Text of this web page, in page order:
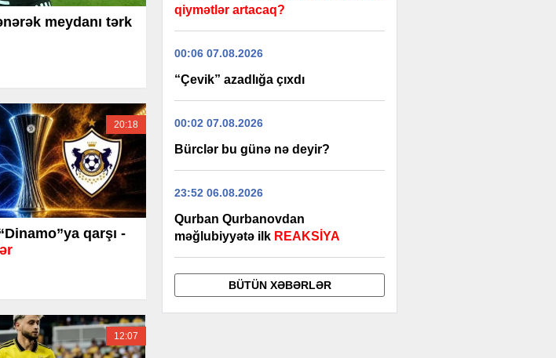
meydanı tərk
20:18
qarşı -
12:07
qiymətlər artacaq?
00:06 07.08.2026
“Çevik” azadlığa çıxdı
00:02 07.08.2026
Bürclər bu günə nə deyir?
23:52 06.08.2026
Qurban Qurbanovdan
məğlubiyyətə ilk REAKSİYA
BÜTÜN XƏBƏRLƏR